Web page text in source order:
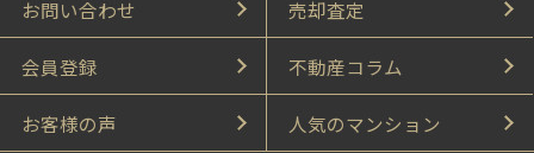
お問い合わせ 売却査定
会員登録 不動産コラム
お客様の声 人気のマンション